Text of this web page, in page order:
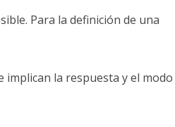
Para la definición de una
la respuesta y el modo